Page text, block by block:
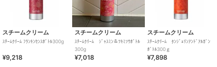
スチームクリーム
ｽﾁｰﾑｸﾘｰﾑ ﾌﾗﾝｷﾝｾﾝｽﾎﾞﾄﾙ300g
¥9,218
スチームクリーム
ｽﾁｰﾑｸﾘｰﾑ ｼﾞｬｽﾐﾝ＆ﾂｷﾐｿｳﾎﾞﾄﾙ
300g
¥7,018
スチームクリーム
ｽﾁｰﾑｸﾘｰﾑ ﾀﾝｼﾞｪﾘﾝｱﾝﾄﾞｱﾙｶﾞﾝ
ﾎﾞﾄﾙ300ｇ
¥7,898